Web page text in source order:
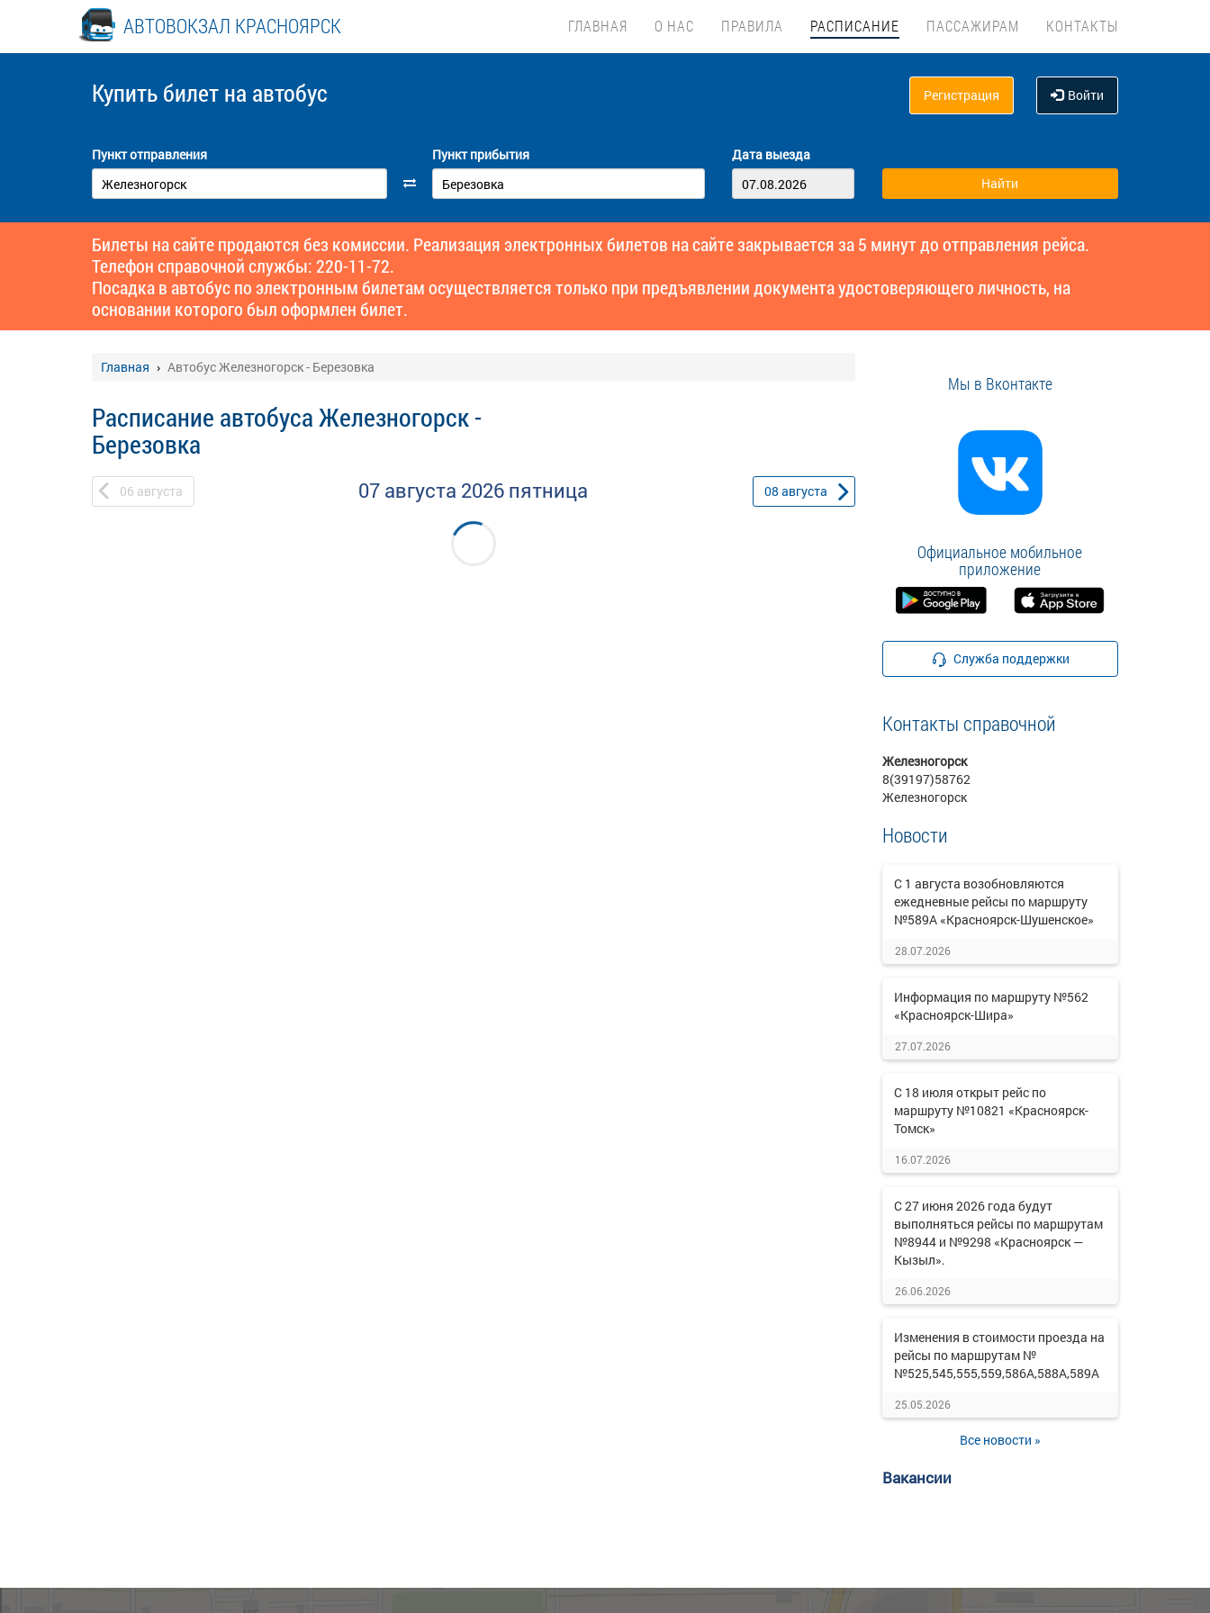
АВТОВОКЗАЛ КРАСНОЯРСК ГЛАВНАЯ О НАС ПРАВИЛА РАСПИСАНИЕ ПАССАЖИРАМ КОНТАКТЫ
Купить билет на автобус Регистрация Войти
Пункт отправления Пункт прибытия Дата выезда
Билеты на сайте продаются без комиссии. Реализация электронных билетов на сайте закрывается за 5 минут до отправления рейса.
Телефон справочной службы: 220-11-72.
Посадка в автобус по электронным билетам осуществляется только при предъявлении документа удостоверяющего личность, на
основании которого был оформлен билет.
Главная Автобус Железногорск - Березовка
Расписание автобуса Железногорск -
Березовка
06 августа 07 августа 2026 пятница 08 августа
Мы в Вконтакте
Официальное мобильное
приложение
Служба поддержки
Контакты справочной
Железногорск
8(39197)58762
Железногорск
Новости
С 1 августа возобновляются
ежедневные рейсы по маршруту
№589А «Красноярск-Шушенское»
28.07.2026
Информация по маршруту №562
«Красноярск-Шира»
27.07.2026
С 18 июля открыт рейс по
маршруту №10821 «Красноярск-
Томск»
16.07.2026
С 27 июня 2026 года будут
выполняться рейсы по маршрутам
№8944 и №9298 «Красноярск —
Кызыл».
26.06.2026
Изменения в стоимости проезда на
рейсы по маршрутам №
№525,545,555,559,586А,588А,589А
25.05.2026
Все новости »
Вакансии